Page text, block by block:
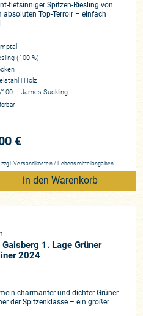
tiefsinniger Spitzen-Riesling von
absoluten Top-Terroir – einfach
(100 %)
| Holz
100 – James Suckling
€
zzgl.Versandkosten / Lebensmittelangaben
in den Warenkorb
Gaisberg 1. Lage Grüner
2024
charmanter und dichter Grüner
der Spitzenklasse – ein großer